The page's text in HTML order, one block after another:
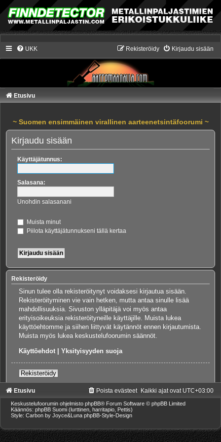
UKK Kirjaudu sisään
Rekisteröidy
Etusivu
~ Suomen ensimmäinen virallinen aarteenetsintäfoorumi ~
Kirjaudu sisään
Käyttäjätunnus:
Salasana:
Unohdin salasanani
Muista minut
Piilota käyttäjätunnukseni tällä kertaa
Rekisteröidy
Sinun tulee olla rekisteröitynyt voidaksesi kirjautua sisään.
Rekisteröityminen vie vain hetken, mutta antaa sinulle lisää
mahdollisuuksia. Sivuston ylläpitäjä voi myös antaa
erityisoikeuksia rekisteröityneille käyttäjille. Muista lukea
käyttöehtomme ja siihen liittyvät käytännöt ennen kirjautumista.
Muista myös lukea keskustelufoorumin säännöt.
Käyttöehdot| Yksityisyyden suoja
Rekisteröidy
Etusivu Kaikki ajat ovat UTC+03:00
Poista evästeet
Keskustelufoorumin ohjelmisto phpBB® Forum Software © phpBB Limited
Käännös: phpBB Suomi (lurttinen, harritapio, Pettis)
Style: Carbon by Joyce&Luna phpBB-Style-Design